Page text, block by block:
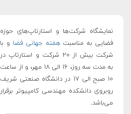
نمایشگاه شرکت‌ها و استارتاپ‌های حوزه
فضایی به مناسبتهفته جهانی فضا و با
شرکت بیش از ۲۰ شرکت و استارتاپ در
به مدت سه روز، ۱۶ الی ۱۸ مهر، و از ساعت
۱۰ صبح الی ۱۷ در دانشگاه صنعتی شریف
روبروی دانشکده مهندسی کامپیوتر برقرار
می‌باشد.